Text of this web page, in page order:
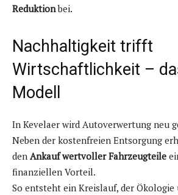
Reduktionbei.
Nachhaltigkeit trifft
Wirtschaftlichkeit –
Modell
In Kevelaer wird Autoverwertung neu
Neben der kostenfreien Entsorgung
den Ankauf wertvoller Fahrzeugteile
finanziellen Vorteil.
So entsteht ein Kreislauf, der Ökologie